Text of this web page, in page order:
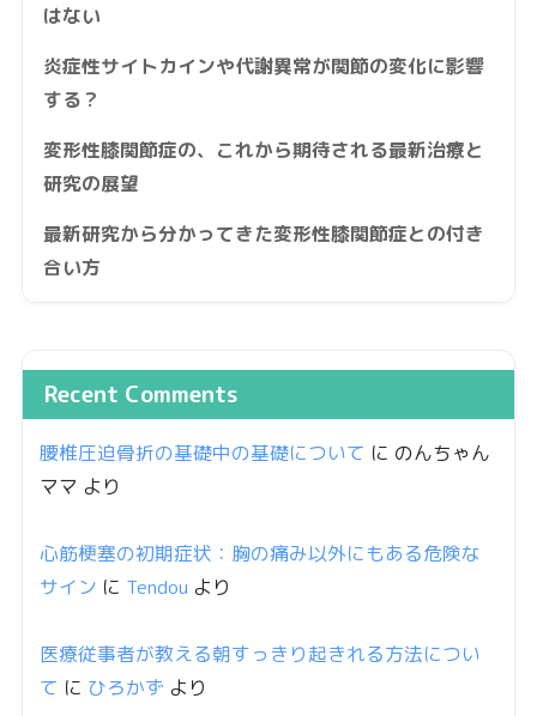
はない
炎症性サイトカインや代謝異常が関節の変化に影響
する？
変形性膝関節症の、これから期待される最新治療と
研究の展望
最新研究から分かってきた変形性膝関節症との付き
合い方
Recent Comments
腰椎圧迫骨折の基礎中の基礎について に のんちゃん
ママ より
心筋梗塞の初期症状：胸の痛み以外にもある危険な
サイン に Tendou より
医療従事者が教える朝すっきり起きれる方法につい
て に ひろかず より